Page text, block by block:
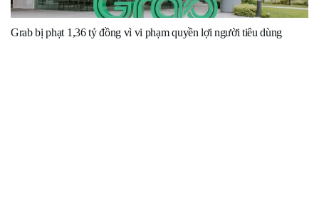
Grab bị phạt 1,36 tỷ đồng vì vi phạm quyền lợi người tiêu dùng